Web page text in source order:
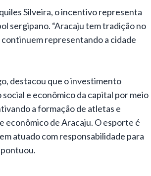
Silveira, o incentivo representa
sergipano. “Aracaju tem tradição no
representando a cidade
destacou que o investimento
e econômico da capital por meio
a formação de atletas e
de Aracaju. O esporte é
atuado com responsabilidade para